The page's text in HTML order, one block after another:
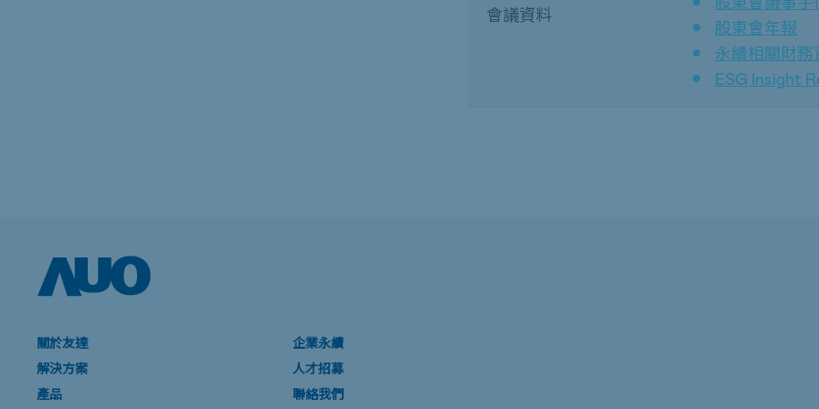
會議資料
股東會年報
永續相關財務
ESG Insight
關於友達
解決方案
產品
企業永續
人才招募
聯絡我們